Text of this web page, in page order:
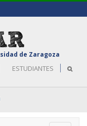
de Zaragoza
ESTUDIANTES